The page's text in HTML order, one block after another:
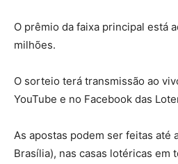
O prêmio da faixa principal está
milhões.
O sorteio terá transmissão ao
YouTube e no Facebook das
As apostas podem ser feitas até
Brasília), nas casas lotéricas em